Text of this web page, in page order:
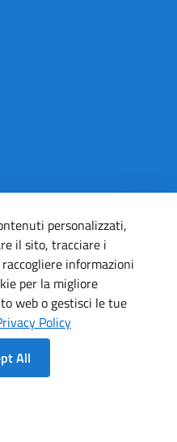
personalizzati,
il sito, tracciare i
informazioni
per la migliore
web o gestisci le tue
Policy
All